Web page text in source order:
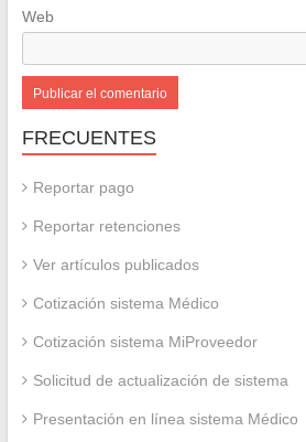
Web
FRECUENTES
Reportar pago
Reportar retenciones
Ver artículos publicados
Cotización sistema Médico
Cotización sistema MiProveedor
Solicitud de actualización de sistema
Presentación en línea sistema Médico